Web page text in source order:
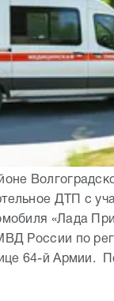
ДТП с
«Лада
России по
64-й Армии.